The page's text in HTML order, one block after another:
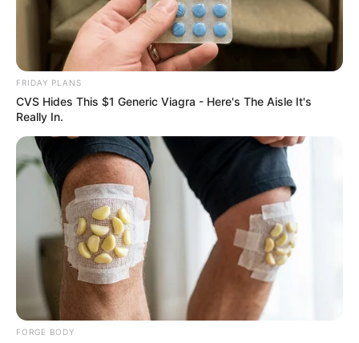
ดวงรายวัน 26 สิงหาคม 2565
26 ส.ค. 2022
25 ส.ค. 2022
ดูดวงตามราศี
FRIDAY PLANS
CVS Hides This $1 Generic Viagra - Here's The Aisle It's
Really In.
FORGE BODY